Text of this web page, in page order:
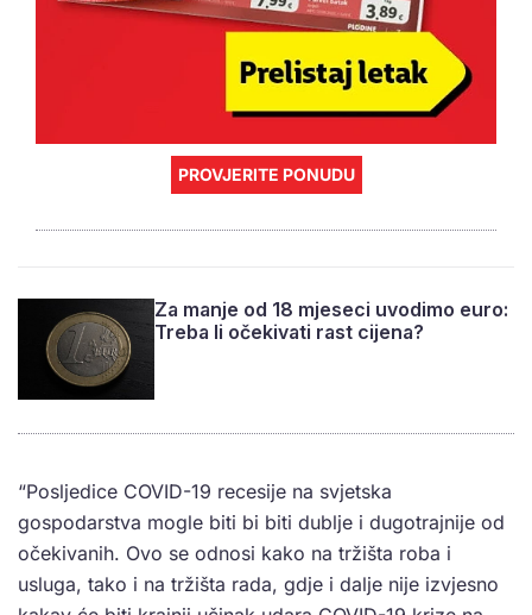
PROVJERITE PONUDU
Za manje od 18 mjeseci uvodimo euro:
Treba li očekivati rast cijena?
“Posljedice COVID-19 recesije na svjetska
gospodarstva mogle biti bi biti dublje i dugotrajnije od
očekivanih. Ovo se odnosi kako na tržišta roba i
usluga, tako i na tržišta rada, gdje i dalje nije izvjesno